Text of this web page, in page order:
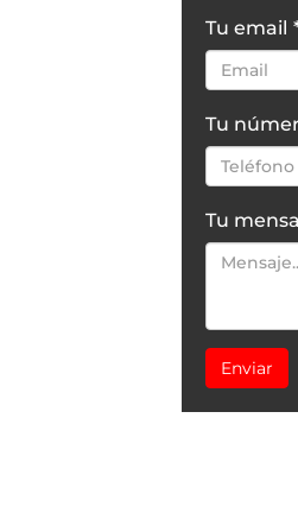
Tu email
Tu
Tu
Enviar